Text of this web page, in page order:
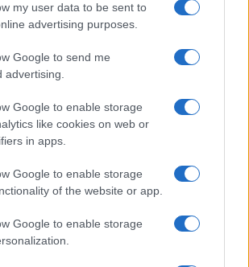
my user data to be sent to
advertising purposes.
Google to send me
advertising.
Google to enable storage
like cookies on web or
in apps.
Google to enable storage
of the website or app.
Google to enable storage
Maria degli Angeli:
per il meeting francescano